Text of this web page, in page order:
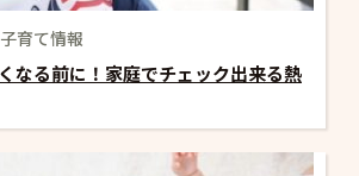
子育て情報
なる前に！家庭でチェック出来る熱